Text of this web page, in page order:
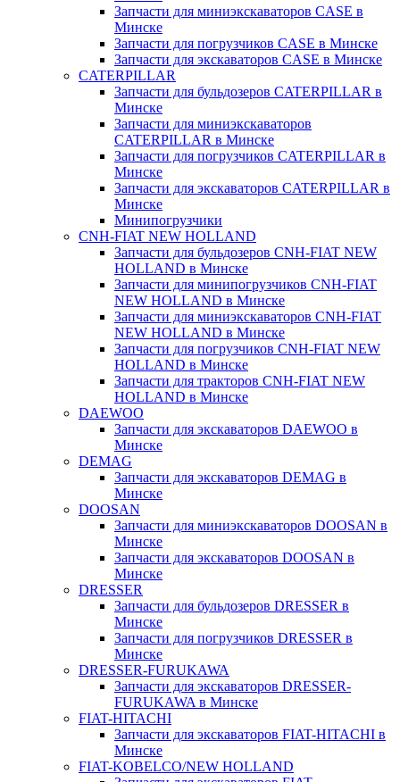
Запчасти для миниэкскаваторов CASE в
Минске
Запчасти для погрузчиков CASE в Минске
Запчасти для экскаваторов CASE в Минске
CATERPILLAR
Запчасти для бульдозеров CATERPILLAR в
Минске
Запчасти для миниэкскаваторов
CATERPILLAR в Минске
Запчасти для погрузчиков CATERPILLAR в
Минске
Запчасти для экскаваторов CATERPILLAR в
Минскe
Минипогрузчики
CNH-FIAT NEW HOLLAND
Запчасти для бульдозеров CNH-FIAT NEW
HOLLAND в Минске
Запчасти для минипогрузчиков CNH-FIAT
NEW HOLLAND в Минске
Запчасти для миниэкскаваторов CNH-FIAT
NEW HOLLAND в Минске
Запчасти для погрузчиков CNH-FIAT NEW
HOLLAND в Минске
Запчасти для тракторов CNH-FIAT NEW
HOLLAND в Минске
DAEWOO
Запчасти для экскаваторов DAEWOO в
Минске
DEMAG
Запчасти для экскаваторов DEMAG в
Минске
DOOSAN
Запчасти для миниэкскаваторов DOOSAN в
Минске
Запчасти для экскаваторов DOOSAN в
Минске
DRESSER
Запчасти для бульдозеров DRESSER в
Минске
Запчасти для погрузчиков DRESSER в
Минске
DRESSER-FURUKAWA
Запчасти для экскаваторов DRESSER-
FURUKAWA в Минске
FIAT-HITACHI
Запчасти для экскаваторов FIAT-HITACHI в
Минске
FIAT-KOBELCO/NEW HOLLAND